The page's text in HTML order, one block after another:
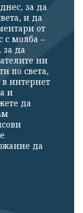
за да
и да
от
с молба –
да
ни
по света,
в интернет
и
да
да